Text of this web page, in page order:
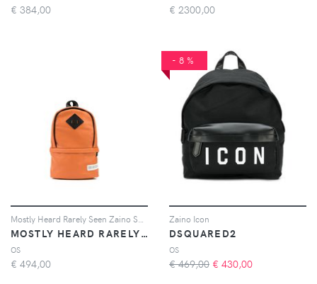
€ 384,00 € 2300,00
MOSTLY HEARD RARELY SEEN
OS
€ 494,00
-8%
Zaino Icon
DSQUARED2
OS
€ 469,00 € 430,00